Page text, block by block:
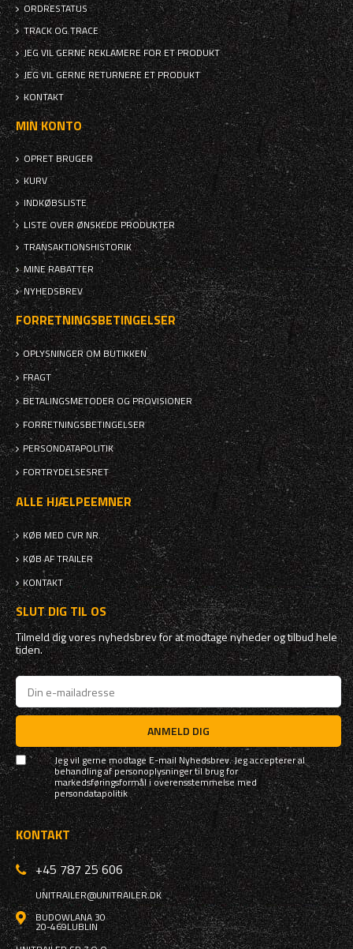
ORDRESTATUS
TRACK OG TRACE
JEG VIL GERNE REKLAMERE FOR ET PRODUKT
JEG VIL GERNE RETURNERE ET PRODUKT
KONTAKT
MIN KONTO
OPRET BRUGER
KURV
INDKØBSLISTE
LISTE OVER ØNSKEDE PRODUKTER
TRANSAKTIONSHISTORIK
MINE RABATTER
NYHEDSBREV
FORRETNINGSBETINGELSER
OPLYSNINGER OM BUTIKKEN
FRAGT
BETALINGSMETODER OG PROVISIONER
FORRETNINGSBETINGELSER
PERSONDATAPOLITIK
FORTRYDELSESRET
ALLE HJÆLPEEMNER
KØB MED CVR NR.
KØB AF TRAILER
KONTAKT
SLUT DIG TIL OS
Tilmeld dig vores nyhedsbrev for at modtage nyheder og tilbud hele
tiden.
ANMELD DIG
Jeg vil gerne modtage E-mail Nyhedsbrev. Jeg accepterer al
behandling af personoplysninger til brug for
markedsføringsformål i overensstemmelse med
persondatapolitik
KONTAKT
+45 787 25 606
UNITRAILER@UNITRAILER.DK
BUDOWLANA 30
20-469LUBLIN